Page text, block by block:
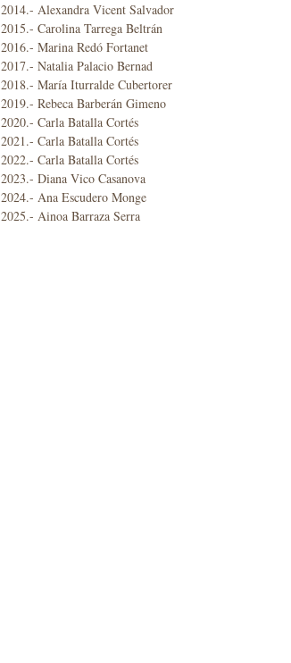
2014.- Alexandra Vicent Salvador
2015.- Carolina Tarrega Beltrán
2016.- Marina Redó Fortanet
2017.- Natalia Palacio Bernad
2018.- María Iturralde Cubertorer
2019.- Rebeca Barberán Gimeno
2020.- Carla Batalla Cortés
2021.- Carla Batalla Cortés
2022.- Carla Batalla Cortés
2023.- Diana Vico Casanova
2024.- Ana Escudero Monge
2025.- Ainoa Barraza Serra